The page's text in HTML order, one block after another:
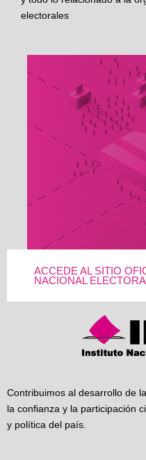
electorales
ACCEDE AL SITIO
NACIONAL
Contribuimos al desarrollo de
la confianza y la participación
y política del país.